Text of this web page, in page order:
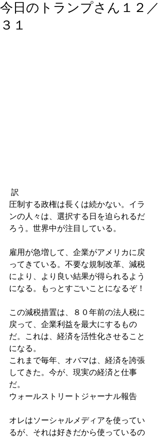
今日のトランプさん１２／
３１
訳
圧制する政権は長くは続かない。イラ
ンの人々は、選択する日を迫られるだ
ろう。世界中が注目している。
雇用が急増して、企業がアメリカに戻
ってきている。不要な規制改革、減税
により、より良い結果が得られるよう
になる。もっとすごいことになるぞ！
この減税措置は、８０年前の法人税に
戻って、企業利益を最大にするもの
だ。これは、経済を活性化させること
になる。
これまで毎年、オバマは、経済を誇張
してきた。今が、現実の経済と仕事
だ。
ウォールストリートジャーナル報告
オレはソーシャルメディアを使ってい
るが、それは好きだから使っているの